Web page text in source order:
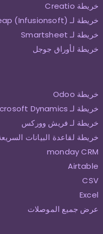
خريطة Creatio
خريطة لـ Keap (Infusionsoft)
خريطة لـ Smartsheet
خريطة لأوراق جوجل
خريطة Odoo
خريطة لـ Microsoft Dynamics
خريطة لـ فريش ووركس
خريطة لقاعدة البيانات
monday CRM
Airtable
CSV
Excel
عرض جميع الموصلات